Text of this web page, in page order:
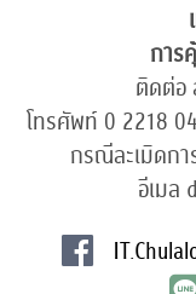
การ
ติดต่อ
โทรศัพท์ 0 2218
กรณีละเมิดก
อีเมล